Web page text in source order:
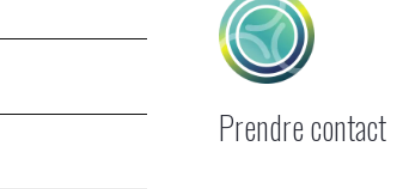
Prendre contact